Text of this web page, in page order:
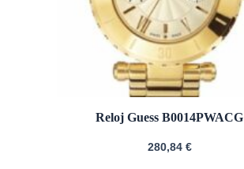
Reloj Guess B0014PWACG
280,84 €